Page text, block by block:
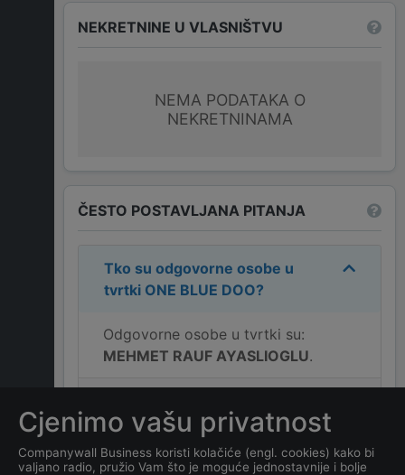
NEKRETNINE U VLASNIŠTVU
NEMA PODATAKA O
NEKRETNINAMA
ČESTO POSTAVLJANA PITANJA
Tko su odgovorne osobe u
tvrtki ONE BLUE DOO?
Odgovorne osobe u tvrtki su:
MEHMET RAUF AYASLIOGLU.
BLUE DOO?
Koji je kontakt tvrtke ONE
Cjenimo vašu privatnost
Companywall Business koristi kolačiće (engl. cookies) kako bi
valjano radio, pružio Vam što je moguće jednostavnije i bolje